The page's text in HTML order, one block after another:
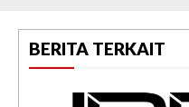
BERITA TERKAIT